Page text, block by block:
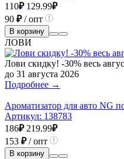
110₽ 129.99₽
90 ₽/ опт
В корзину
ЛОВИ
Лови скидку! -30% весь
до 31 августа 2026
Подробнее →
Ароматизатор для авто NG
Артикул: 138783
186₽ 219.99₽
153 ₽/ опт
В корзину